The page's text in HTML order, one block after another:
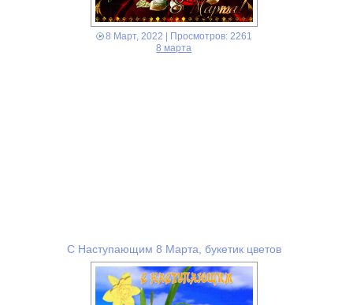
8 Март, 2022 | Просмотров: 2261
8 марта
С Наступающим 8 Марта, букетик цветов